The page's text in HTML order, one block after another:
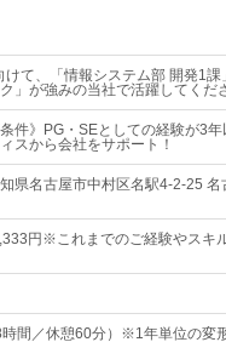
けて、「情報システム部 開発1
」が強みの当社で活躍してくだ
条件》PG・SEとしての経験が3
スから会社をサポート！
県名古屋市中村区名駅4-2-25 名
円※これまでのご経験やスキ
間／休憩60分）※1年単位の